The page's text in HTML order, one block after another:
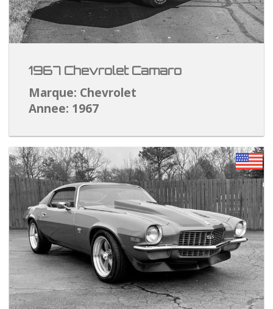
1967 Chevrolet Camaro
Marque: Chevrolet
Annee: 1967